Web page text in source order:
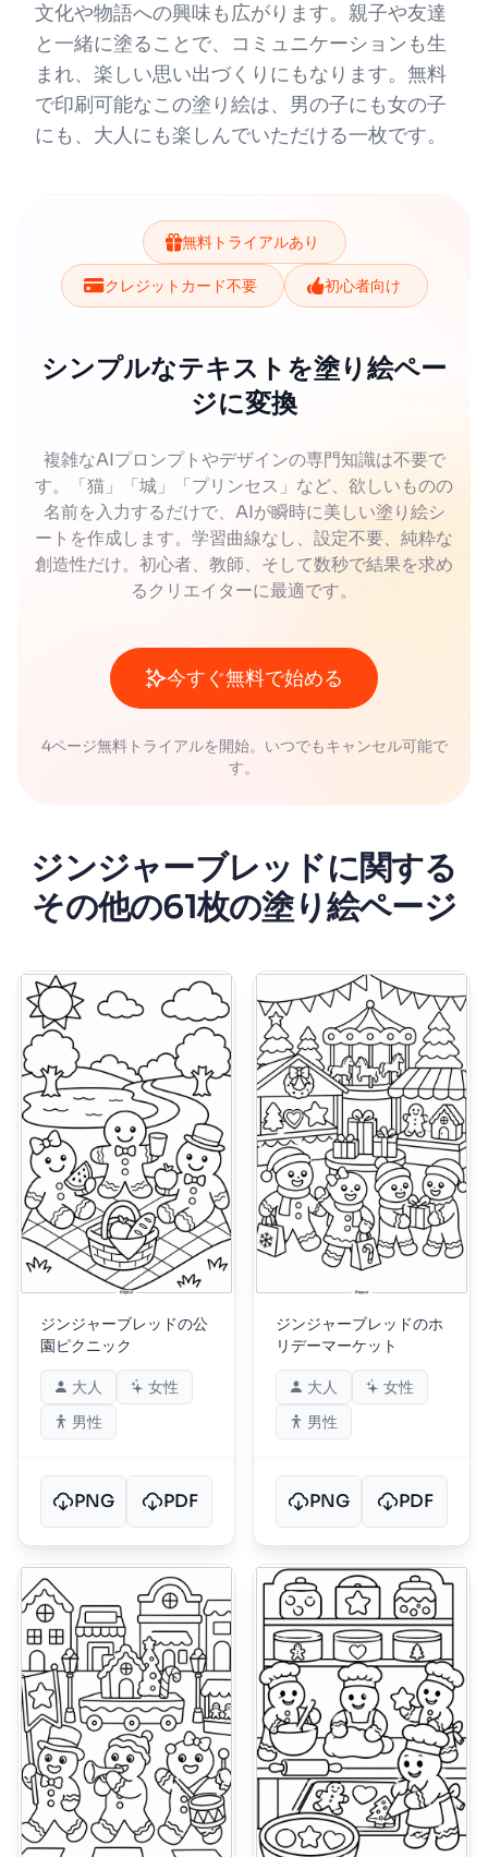
文化や物語への興味も広がります。親子や友達
と一緒に塗ることで、コミュニケーションも生
まれ、楽しい思い出づくりにもなります。無料
で印刷可能なこの塗り絵は、男の子にも女の子
にも、大人にも楽しんでいただける一枚です。
無料トライアルあり
クレジットカード不要 初心者向け
シンプルなテキストを塗り絵ペー
ジに変換
複雑なAIプロンプトやデザインの専門知識は不要で
す。「猫」「城」「プリンセス」など、欲しいものの
名前を入力するだけで、AIが瞬時に美しい塗り絵シ
ートを作成します。学習曲線なし、設定不要、純粋な
創造性だけ。初心者、教師、そして数秒で結果を求め
るクリエイターに最適です。
今すぐ無料で始める
4ページ無料トライアルを開始。いつでもキャンセル可能で
す。
ジンジャーブレッドに関する
その他の61枚の塗り絵ページ
ジンジャーブレッドの公
園ピクニック
大人
女性
男性
PNG PDF
ジンジャーブレッドのホ
リデーマーケット
大人
女性
男性
PNG PDF